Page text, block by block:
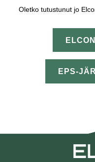
Oletko tutustunut jo
EPS-